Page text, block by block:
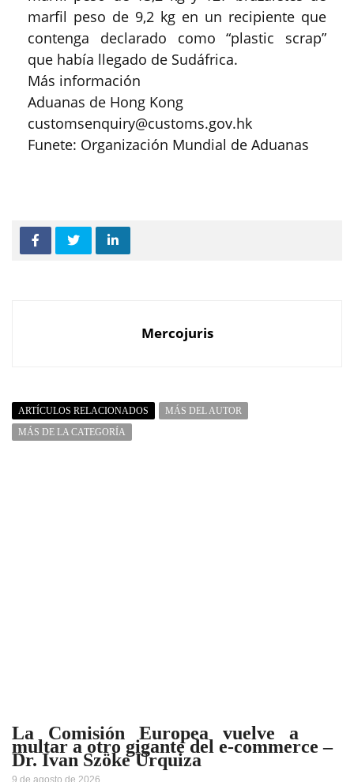
marfil peso de 9,2 kg en un recipiente que
contenga declarado como “plastic scrap”
que había llegado de Sudáfrica.
Más información
Aduanas de Hong Kong
customsenquiry@customs.gov.hk
Funete: Organización Mundial de Aduanas
Mercojuris
ARTÍCULOS RELACIONADOS
MÁS DEL AUTOR
MÁS DE LA CATEGORÍA
La Comisión Europea vuelve a
multar a otro gigante del e-commerce –
Dr. Ivan Szöke Urquiza
9 de agosto de 2026